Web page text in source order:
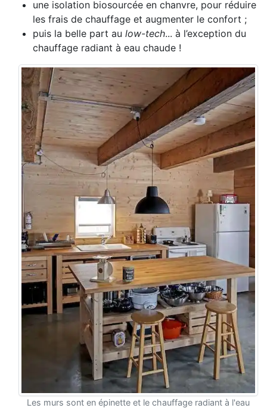
une isolation biosourcée en chanvre, pour réduire
les frais de chauffage et augmenter le confort ;
puis la belle part au low-tech... à l’exception du
chauffage radiant à eau chaude !
Les murs sont en épinette et le chauffage radiant à l'eau